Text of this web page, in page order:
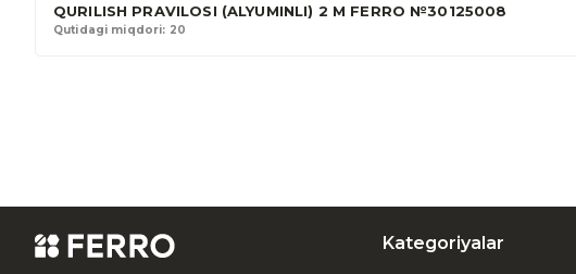
QURILISH PRAVILOSI (ALYUMINLI) 2 M FERRO №30125008
Qutidagi miqdori: 20
Kategoriyalar